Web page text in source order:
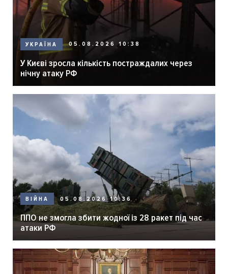
УКРАЇНА 05.08.2026 10:38
У Києві зросла кількість постраждалих через
нічну атаку РФ
ВІЙНА 05.08.2026 10:36
ППО не змогла збити жодної із 28 ракет під час
атаки РФ